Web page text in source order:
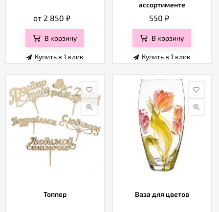
от 2 850₽
В корзину
Купить в 1 клик
ассортименте
550 ₽
В корзину
Купить в 1 клик
Топпер Ваза для цветов